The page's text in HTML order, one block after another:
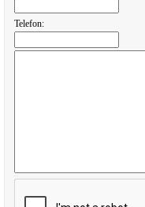
Telefon: